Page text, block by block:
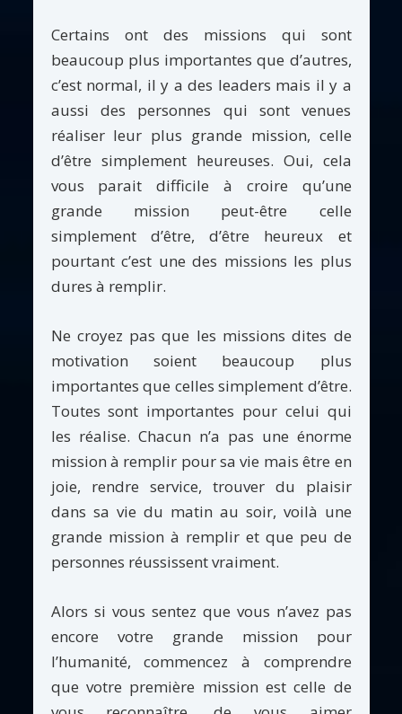
Certains ont des missions qui sont
beaucoup plus importantes que d’autres,
c’est normal, il y a des leaders mais il y a
aussi des personnes qui sont venues
réaliser leur plus grande mission, celle
d’être simplement heureuses. Oui, cela
vous parait difficile à croire qu’une
grande mission peut-être celle
simplement d’être, d’être heureux et
pourtant c’est une des missions les plus
dures à remplir.
Ne croyez pas que les missions dites de
motivation soient beaucoup plus
importantes que celles simplement d’être.
Toutes sont importantes pour celui qui
les réalise. Chacun n’a pas une énorme
mission à remplir pour sa vie mais être en
joie, rendre service, trouver du plaisir
dans sa vie du matin au soir, voilà une
grande mission à remplir et que peu de
personnes réussissent vraiment.
Alors si vous sentez que vous n’avez pas
encore votre grande mission pour
l’humanité, commencez à comprendre
que votre première mission est celle de